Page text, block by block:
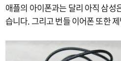
애플의 아이폰과는 달리 아직 삼성
습니다. 그리고 번들 이어폰 또한